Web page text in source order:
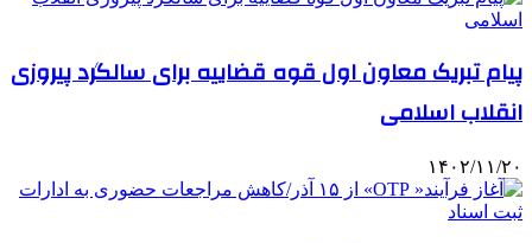
پیام تبریک معاون اول قوه قضاییه برای سالگرد پیروزی
انقلاب اسلامی
۱۴۰۲/۱۱/۲۰